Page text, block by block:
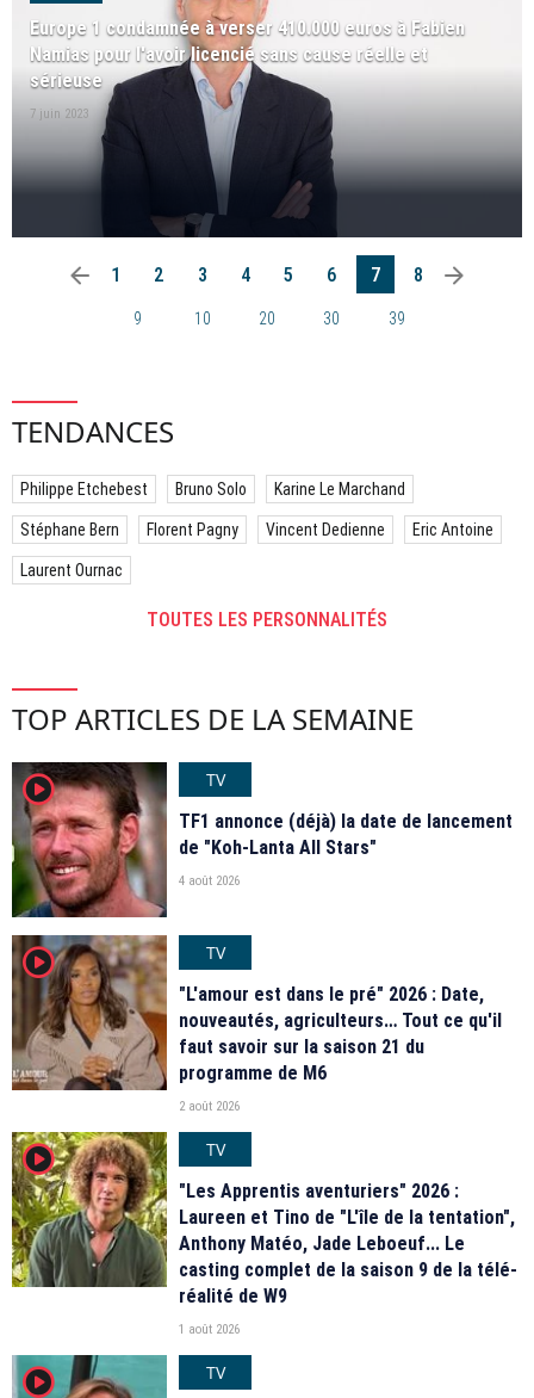
Europe 1 condamnée à verser 410.000 euros à Fabien
Namias pour l'avoir licencié sans cause réelle et
sérieuse
7 juin 2023
arrow_left 1 2 3 4 5 6 7 8
9 10 20 30 39
arrow_right
TENDANCES
Philippe Etchebest Bruno Solo Karine Le Marchand
Stéphane Bern Florent Pagny Vincent Dedienne Eric Antoine
Laurent Ournac
TOUTES LES PERSONNALITÉS
TOP ARTICLES DE LA SEMAINE
player2
TV
TF1 annonce (déjà) la date de lancement
de "Koh-Lanta All Stars"
4 août 2026
player2
TV
"L'amour est dans le pré" 2026 : Date,
nouveautés, agriculteurs… Tout ce qu'il
faut savoir sur la saison 21 du
programme de M6
2 août 2026
player2
TV
"Les Apprentis aventuriers" 2026 :
Laureen et Tino de "L'île de la tentation",
Anthony Matéo, Jade Leboeuf... Le
casting complet de la saison 9 de la télé-
réalité de W9
1 août 2026
player2
TV